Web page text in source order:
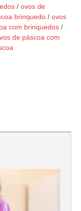
/ ovos de
brinquedo / ovos
com brinquedos /
de páscoa com